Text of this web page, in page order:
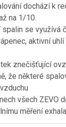
dochází k
na 1/10.
spalin se využívá
aktivní
znečišťující
že některé
všech ZEVO
měření